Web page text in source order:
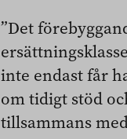
”Det
inte endast får
om tidigt stöd
tillsammans